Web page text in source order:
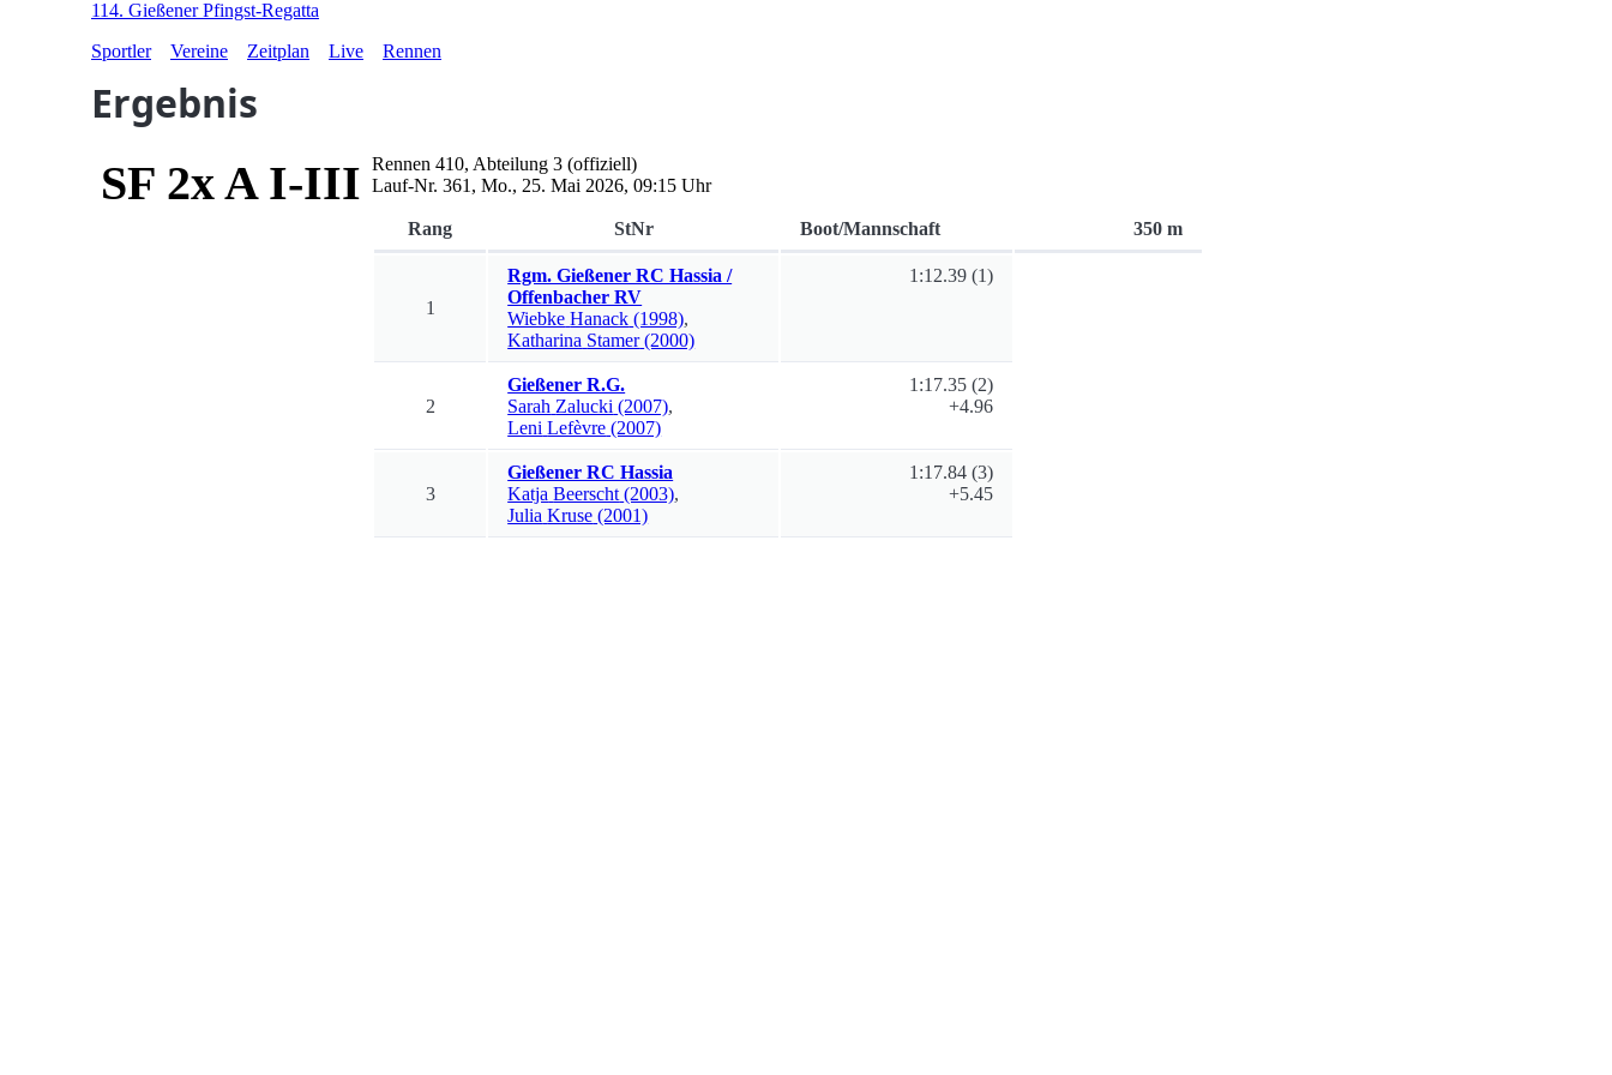
114. Gießener Pfingst-Regatta
Sportler
Vereine Zeitplan Live Rennen
Ergebnis
SF 2x A I-III Rennen410, Abteilung 3 (offiziell)
Lauf-Nr.361 ,Mo., 25. Mai 2026, 09:15 Uhr
Rang StNr Boot/Mannschaft 350 m
1
Rgm. Gießener RC Hassia /
Offenbacher RV
Wiebke Hanack (1998),
Katharina Stamer (2000)
1:12.39(1)
2
Gießener R.G.
Sarah Zalucki (2007),
Leni Lefèvre (2007)
1:17.35(2)
+4.96
3
Gießener RC Hassia
Katja Beerscht (2003),
Julia Kruse (2001)
1:17.84(3)
+5.45